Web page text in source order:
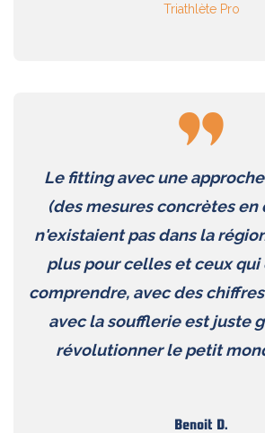
Triathlète Pro
Le fitting avec une
(des mesures concrètes en
n'existaient pas dans la
plus pour celles et ceux qui
comprendre, avec des
avec la soufflerie est juste
révolutionner le petit
Benoit D.